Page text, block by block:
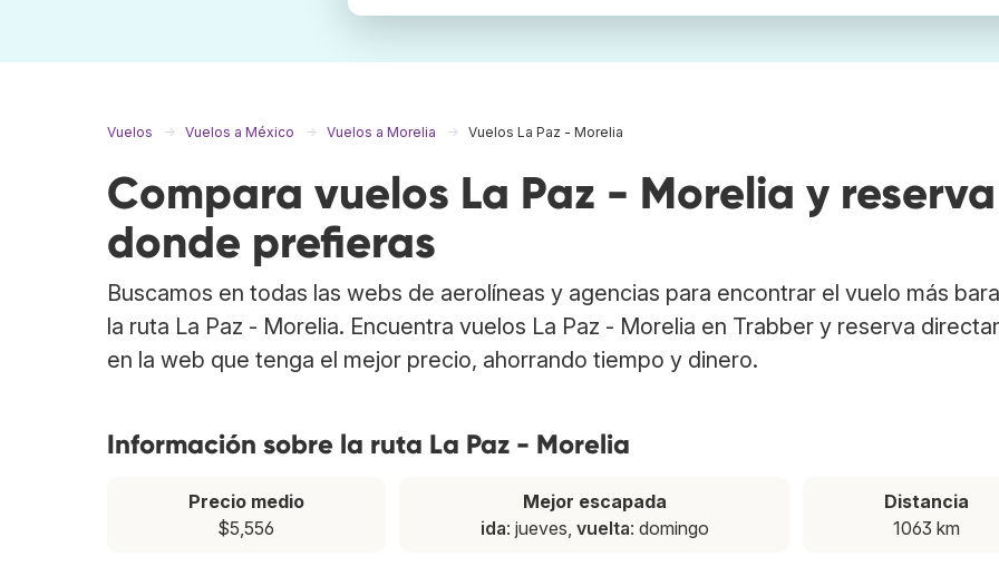
Vuelos Vuelos a México Vuelos a Morelia Vuelos La Paz - Morelia
Compara vuelos La Paz - Morelia y reserva
donde prefieras
Buscamos en todas las webs de aerolíneas y agencias para encontrar el vuelo más
la ruta La Paz - Morelia. Encuentra vuelos La Paz - Morelia en Trabber y reserva
en la web que tenga el mejor precio, ahorrando tiempo y dinero.
Información sobre la ruta La Paz - Morelia
Precio medio
$5,556
Mejor escapada
ida: jueves, vuelta: domingo
Distancia
1063 km